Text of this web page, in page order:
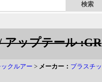
アップテール :GR
クルアー > メーカー： プラスチ